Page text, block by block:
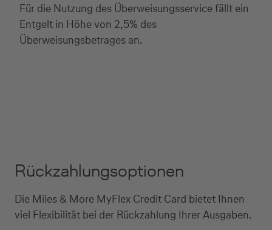
Für die Nutzung des Überweisungsservice fällt ein
Entgelt in Höhe von 2,5% des
Überweisungsbetrages an.
Rückzahlungsoptionen
Die Miles & More MyFlex Credit Card bietet Ihnen
viel Flexibilität bei der Rückzahlung Ihrer Ausgaben.